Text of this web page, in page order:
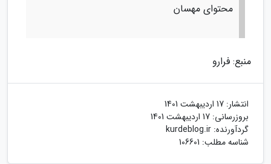
محتوای مهسان
منبع: فرارو
انتشار: 17 اردیبهشت 1401
بروزرسانی: 17 اردیبهشت 1401
گردآورنده: kurdeblog.ir
شناسه مطلب: 106601